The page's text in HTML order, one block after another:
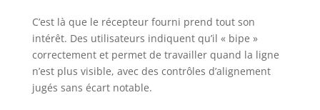
de 4,8 pouce et l'angle vertical
contre le mur. Le laser offre deux
montages filetés 1/4"-20 et 5/8"-11
qui s'adapte aux différents
filetages de trépied. CONCEPTION
C’est là que le récepteur fourni prend tout son
intérêt. Des utilisateurs indiquent qu’il « bipe »
correctement et permet de travailler quand la ligne
n’est plus visible, avec des contrôles d’alignement
jugés sans écart notable.